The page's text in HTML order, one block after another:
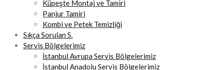
Küpeşte Montaj ve Tamiri
Panjur Tamiri
Kombi ve Petek Temizliği
Sıkça Sorulan S.
Servis Bölgelerimiz
İstanbul Avrupa Servis Bölgelerimiz
İstanbul Anadolu Servis Bölgelerimiz